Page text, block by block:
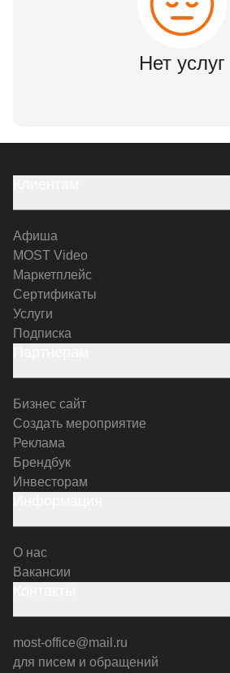
Нет услуг
Афиша
MOST Video
Маркетплейс
Сертификаты
Услуги
Подписка
Бизнес сайт
Создать мероприятие
Реклама
Брендбук
Инвесторам
О нас
Вакансии
most-office@mail.ru
для писем и обращений